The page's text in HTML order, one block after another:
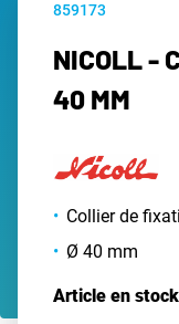
859173
NICOLL -
40 MM
Collier de
Ø 40 mm
Article en